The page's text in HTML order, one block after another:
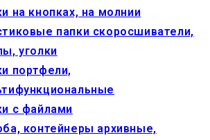
на кнопках, на молнии
папки скоросшиватели,
уголки
портфели,
с файлами
контейнеры архивные,